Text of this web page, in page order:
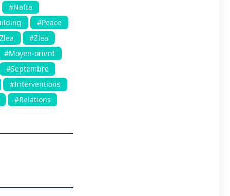
#Nafta
#Peace
#Zlea
#Moyen-orient
#Septembre
#Interventions
#Relations